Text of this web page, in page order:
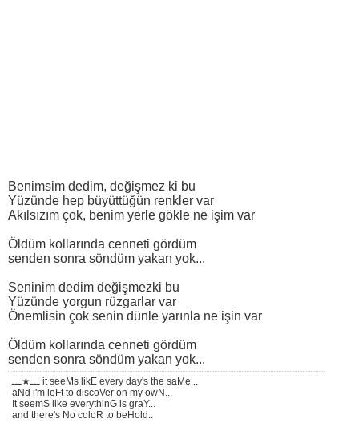
Benimsim dedim, değişmez ki bu
Yüzünde hep büyüttüğün renkler var
Akılsızım çok, benim yerle gökle ne işim var
Öldüm kollarında cenneti gördüm
senden sonra söndüm yakan yok...
Seninim dedim değişmezki bu
Yüzünde yorgun rüzgarlar var
Önemlisin çok senin dünle yarınla ne işin var
Öldüm kollarında cenneti gördüm
senden sonra söndüm yakan yok...
ـــ★ـــ it seeMs likE every day's the saMe...
aNd i'm leFt to discoVer on my owN...
It seemS like everythinG is graY...
and there's No coloR to beHold..